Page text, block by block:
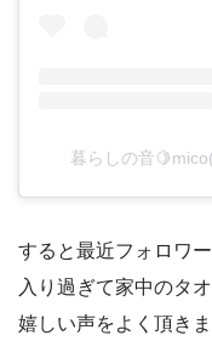
暮らしの音
すると最近フォロワ
入り過ぎて家中のタ
嬉しい声をよく頂きま